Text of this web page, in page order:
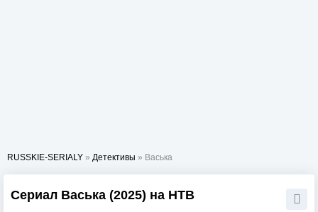
RUSSKIE-SERIALY » Детективы » Васька
Сериал Васька (2025) на НТВ